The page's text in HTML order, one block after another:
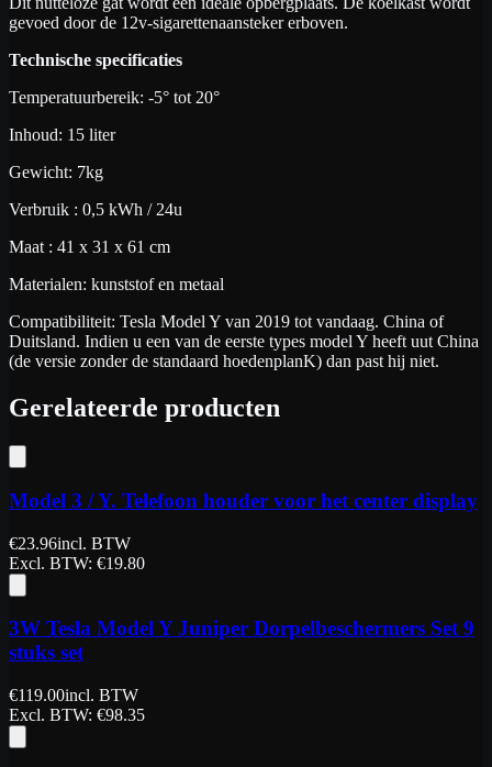
gevoed door de 12v-sigarettenaansteker erboven.
Technische specificaties
Temperatuurbereik: -5° tot 20°
Inhoud: 15 liter
Gewicht: 7kg
Verbruik : 0,5 kWh / 24u
Maat : 41 x 31 x 61 cm
Materialen: kunststof en metaal
Compatibiliteit: Tesla Model Y van 2019 tot vandaag. China of
Duitsland. Indien u een van de eerste types model Y heeft uut China
(de versie zonder de standaard hoedenplanK) dan past hij niet.
Gerelateerde producten
Model 3 / Y. Telefoon houder voor het center display
€23.96incl. BTW
Excl. BTW: €19.80
3W Tesla Model Y Juniper Dorpelbeschermers Set 9
stuks set
€119.00incl. BTW
Excl. BTW: €98.35